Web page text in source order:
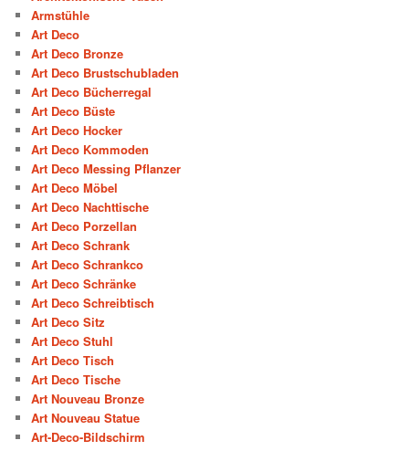
Armstühle
Art Deco
Art Deco Bronze
Art Deco Brustschubladen
Art Deco Bücherregal
Art Deco Büste
Art Deco Hocker
Art Deco Kommoden
Art Deco Messing Pflanzer
Art Deco Möbel
Art Deco Nachttische
Art Deco Porzellan
Art Deco Schrank
Art Deco Schrankco
Art Deco Schränke
Art Deco Schreibtisch
Art Deco Sitz
Art Deco Stuhl
Art Deco Tisch
Art Deco Tische
Art Nouveau Bronze
Art Nouveau Statue
Art-Deco-Bildschirm